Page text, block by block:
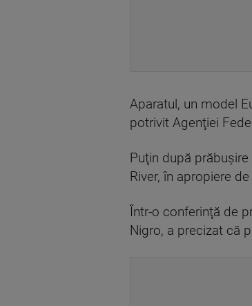
Aparatul, un model
potrivit Agenţiei
Puţin după
River, în apropiere
Într-o conferinţă de
Nigro, a precizat că